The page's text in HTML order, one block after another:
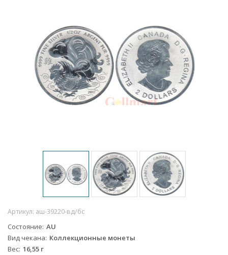
Артикул: аш-39220-вд/бс
Состояние AU
Вид чекана Коллекционные монеты
Вес 16,55 г